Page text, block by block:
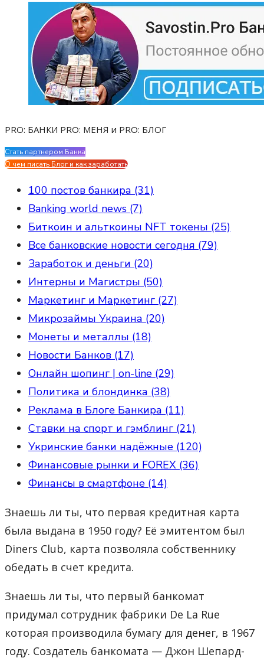
PRO: БАНКИ PRO: МЕНЯ и PRO: БЛОГ
Стать партнером Банка
О чем писать Блог и как заработать
100 постов банкира (31)
Banking world news (7)
Биткоин и альткоины NFT токены (25)
Все банковские новости сегодня (79)
Заработок и деньги (20)
Интерны и Магистры (50)
Маркетинг и Маркетинг (27)
Микрозаймы Украина (20)
Монеты и металлы (18)
Новости Банков (17)
Онлайн шопинг | on-line (29)
Политика и блондинка (38)
Реклама в Блоге Банкира (11)
Ставки на спорт и гэмблинг (21)
Укринские банки надёжные (120)
Финансовые рынки и FOREX (36)
Финансы в смартфоне (14)
Знаешь ли ты, что первая кредитная карта
была выдана в 1950 году? Её эмитентом был
Diners Club, карта позволяла собственнику
обедать в счет кредита.
Знаешь ли ты, что первый банкомат
придумал сотрудник фабрики De La Rue
которая производила бумагу для денег, в 1967
году. Создатель банкомата — Джон Шепард-